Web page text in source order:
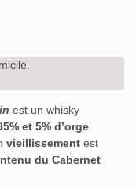
est un whisky
et 5% d’orge
vieillissement est
du Cabernet